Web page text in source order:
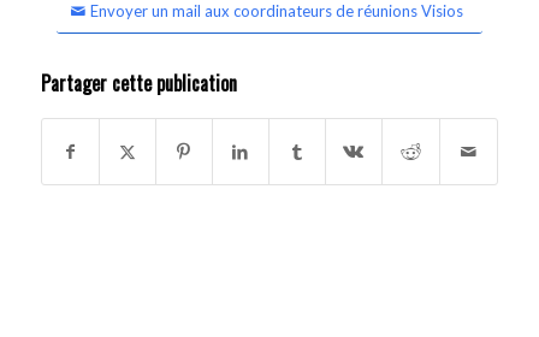
Envoyer un mail aux coordinateurs de réunions Visios
Partager cette publication